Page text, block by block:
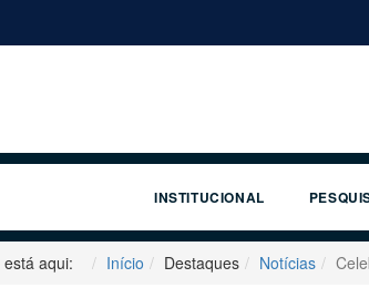
INSTITUCIONAL
está aqui: Início Destaques Notícias